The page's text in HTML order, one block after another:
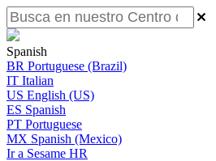
Spanish
BR Portuguese (Brazil)
IT Italian
US English (US)
ES Spanish
PT Portuguese
MX Spanish (Mexico)
Ir a Sesame HR